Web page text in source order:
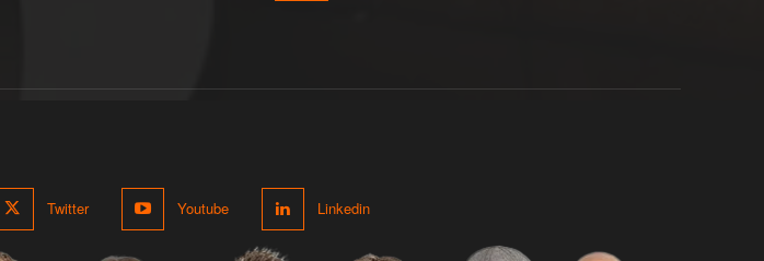
Twitter Youtube Linkedin